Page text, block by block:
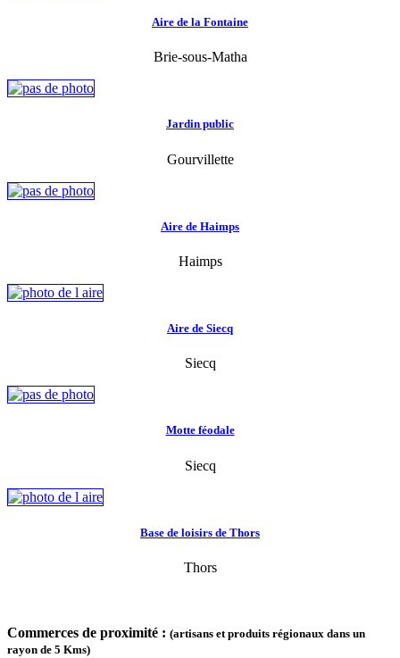
Aire de la Fontaine
Brie-sous-Matha
Jardin public
Gourvillette
Aire de Haimps
Haimps
Aire de Siecq
Siecq
Motte féodale
Siecq
Base de loisirs de Thors
Thors
Commerces de proximité : (artisans et produits régionaux dans un
rayon de 5 Kms)